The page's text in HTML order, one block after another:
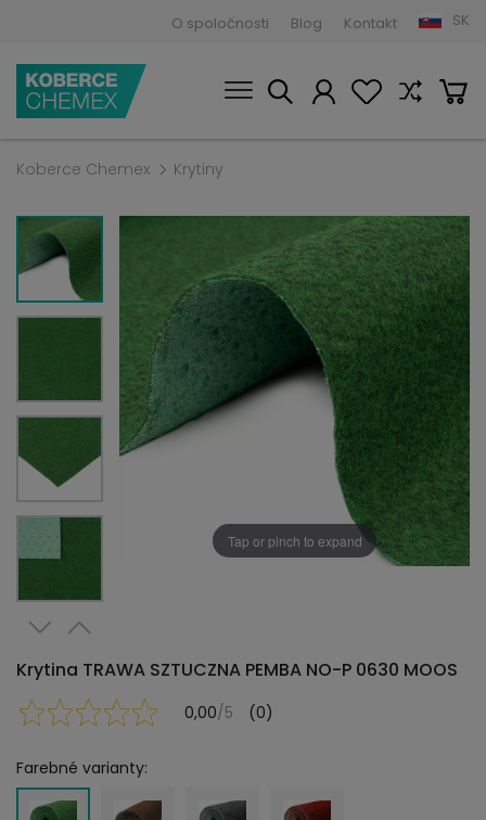
O spoločnosti Blog Kontakt SK
Koberce Chemex Krytiny
Tap or pinch to expand
Krytina TRAWA SZTUCZNA PEMBA NO-P 0630 MOOS
0,00/5 (0)
Farebné varianty: